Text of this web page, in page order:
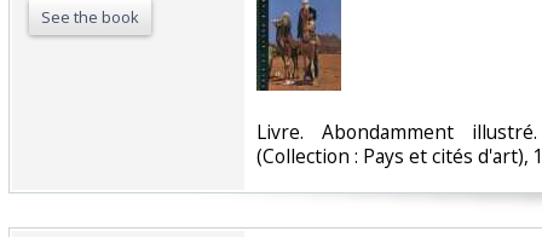
See the book
‎Livre. Abondamment
(Collection : Pays et cités d'art),